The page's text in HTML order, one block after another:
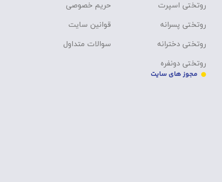
روتختی اسپرت
روتختی پسرانه
روتختی دخترانه
روتختی دونفره
حریم خصوصی
قوانین سایت
سوالات متداول
مجوز های سایت